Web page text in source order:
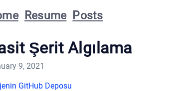
Resume Posts
Şerit Algılama
9, 2021
GitHub Deposu